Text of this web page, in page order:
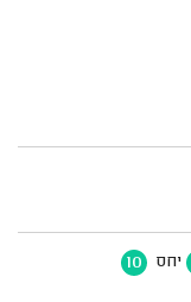
יחס 10